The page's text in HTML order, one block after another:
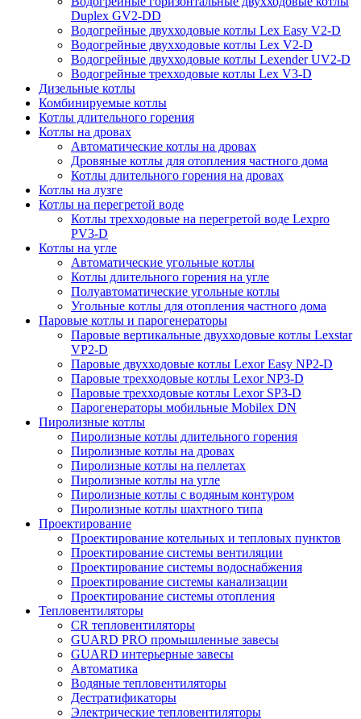
Duplex GV2-DD
Водогрейные двухходовые котлы Lex Easy V2-D
Водогрейные двухходовые котлы Lex V2-D
Водогрейные двухходовые котлы Lexender UV2-D
Водогрейные трехходовые котлы Lex V3-D
Дизельные котлы
Комбинируемые котлы
Котлы длительного горения
Котлы на дровах
Автоматические котлы на дровах
Дровяные котлы для отопления частного дома
Котлы длительного горения на дровах
Котлы на лузге
Котлы на перегретой воде
Котлы трехходовые на перегретой воде Lexpro
PV3-D
Котлы на угле
Автоматические угольные котлы
Котлы длительного горения на угле
Полуавтоматические угольные котлы
Угольные котлы для отопления частного дома
Паровые котлы и парогенераторы
Паровые вертикальные двухходовые котлы Lexstar
VP2-D
Паровые двухходовые котлы Lexor Easy NP2-D
Паровые трехходовые котлы Lexor NP3-D
Паровые трехходовые котлы Lexor SP3-D
Парогенераторы мобильные Mobilex DN
Пиролизные котлы
Пиролизные котлы длительного горения
Пиролизные котлы на дровах
Пиролизные котлы на пеллетах
Пиролизные котлы на угле
Пиролизные котлы с водяным контуром
Пиролизные котлы шахтного типа
Проектирование
Проектирование котельных и тепловых пунктов
Проектирование системы вентиляции
Проектирование системы водоснабжения
Проектирование системы канализации
Проектирование системы отопления
Тепловентиляторы
CR тепловентиляторы
GUARD PRO промышленные завесы
GUARD интерьерные завесы
Автоматика
Водяные тепловентиляторы
Дестратификаторы
Электрические тепловентиляторы